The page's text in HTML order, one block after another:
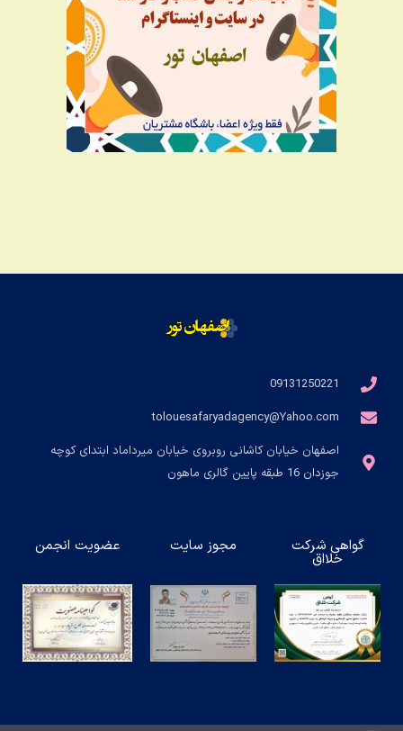
09131250221
tolouesafaryadagency@Yahoo.com
اصفهان خیابان کاشانی روبروی خیابان میرداماد ابتدای کوچه
جوزدان 16 طبقه پایین گالری ماهون
گواهی شرکت
خلااق
مجوز سایت عضویت انجمن